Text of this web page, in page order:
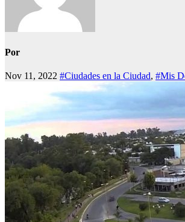
Por
Nov 11, 2022 #Ciudades en la Ciudad, #Mis